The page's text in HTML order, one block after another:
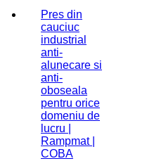
Pres din
cauciuc
industrial
anti-
alunecare si
anti-
oboseala
pentru orice
domeniu de
lucru |
Rampmat |
COBA